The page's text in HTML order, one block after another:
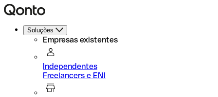
Soluções
Empresas existentes
Independentes
Freelancers e ENI